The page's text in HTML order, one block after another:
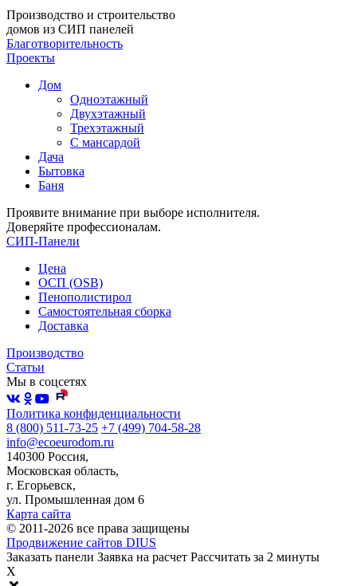
Производство и строительство
домов из СИП панелей
Благотворительность
Проекты
Дом
Одноэтажный
Двухэтажный
Трехэтажный
С мансардой
Дача
Бытовка
Баня
Проявите внимание при выборе исполнителя.
Доверяйте профессионалам.
СИП-Панели
Цена
ОСП (OSB)
Пенополистирол
Самостоятельная сборка
Доставка
Производство
Статьи
Мы в соцсетях
Политика конфиденциальности
8 (800) 511-73-25 +7 (499) 704-58-28
info@ecoeurodom.ru
140300 Россия,
Московская область,
г. Егорьевск,
ул. Промышленная дом 6
Карта сайта
© 2011-2026 все права защищены
Продвижение сайтов DIUS
Заказать панели Заявка на расчет Рассчитать за 2 минуты
X